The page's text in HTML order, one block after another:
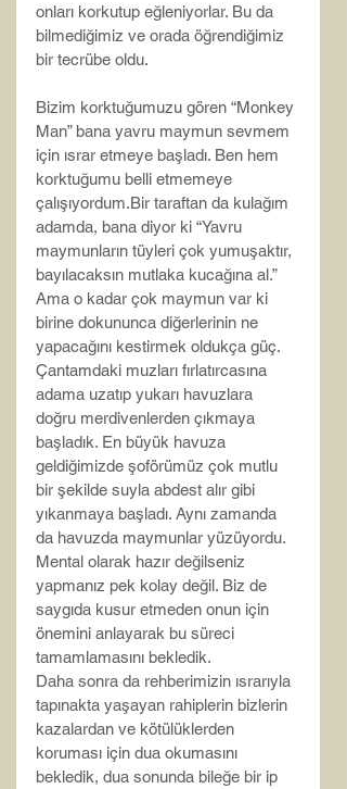
onları korkutup eğleniyorlar. Bu da
bilmediğimiz ve orada öğrendiğimiz
bir tecrübe oldu.
Bizim korktuğumuzu gören “Monkey
Man” bana yavru maymun sevmem
için ısrar etmeye başladı. Ben hem
korktuğumu belli etmemeye
çalışıyordum.Bir taraftan da kulağım
adamda, bana diyor ki “Yavru
maymunların tüyleri çok yumuşaktır,
bayılacaksın mutlaka kucağına al.”
Ama o kadar çok maymun var ki
birine dokununca diğerlerinin ne
yapacağını kestirmek oldukça güç.
Çantamdaki muzları fırlatırcasına
adama uzatıp yukarı havuzlara
doğru merdivenlerden çıkmaya
başladık. En büyük havuza
geldiğimizde şoförümüz çok mutlu
bir şekilde suyla abdest alır gibi
yıkanmaya başladı. Aynı zamanda
da havuzda maymunlar yüzüyordu.
Mental olarak hazır değilseniz
yapmanız pek kolay değil. Biz de
saygıda kusur etmeden onun için
önemini anlayarak bu süreci
tamamlamasını bekledik.
Daha sonra da rehberimizin ısrarıyla
tapınakta yaşayan rahiplerin bizlerin
kazalardan ve kötülüklerden
koruması için dua okumasını
bekledik, dua sonunda bileğe bir ip